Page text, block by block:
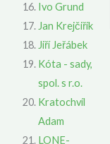
Ivo Grund
Jan Krejčiřík
Jiří Jeřábek
Kóta - sady,
spol. s r.o.
Kratochvíl
Adam
LONE-